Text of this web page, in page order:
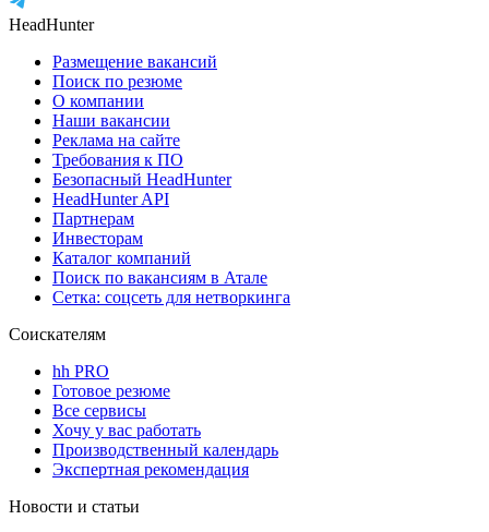
HeadHunter
Размещение вакансий
Поиск по резюме
О компании
Наши вакансии
Реклама на сайте
Требования к ПО
Безопасный HeadHunter
HeadHunter API
Партнерам
Инвесторам
Каталог компаний
Поиск по вакансиям в Атале
Сетка: соцсеть для нетворкинга
Соискателям
hh PRO
Готовое резюме
Все сервисы
Хочу у вас работать
Производственный календарь
Экспертная рекомендация
Новости и статьи